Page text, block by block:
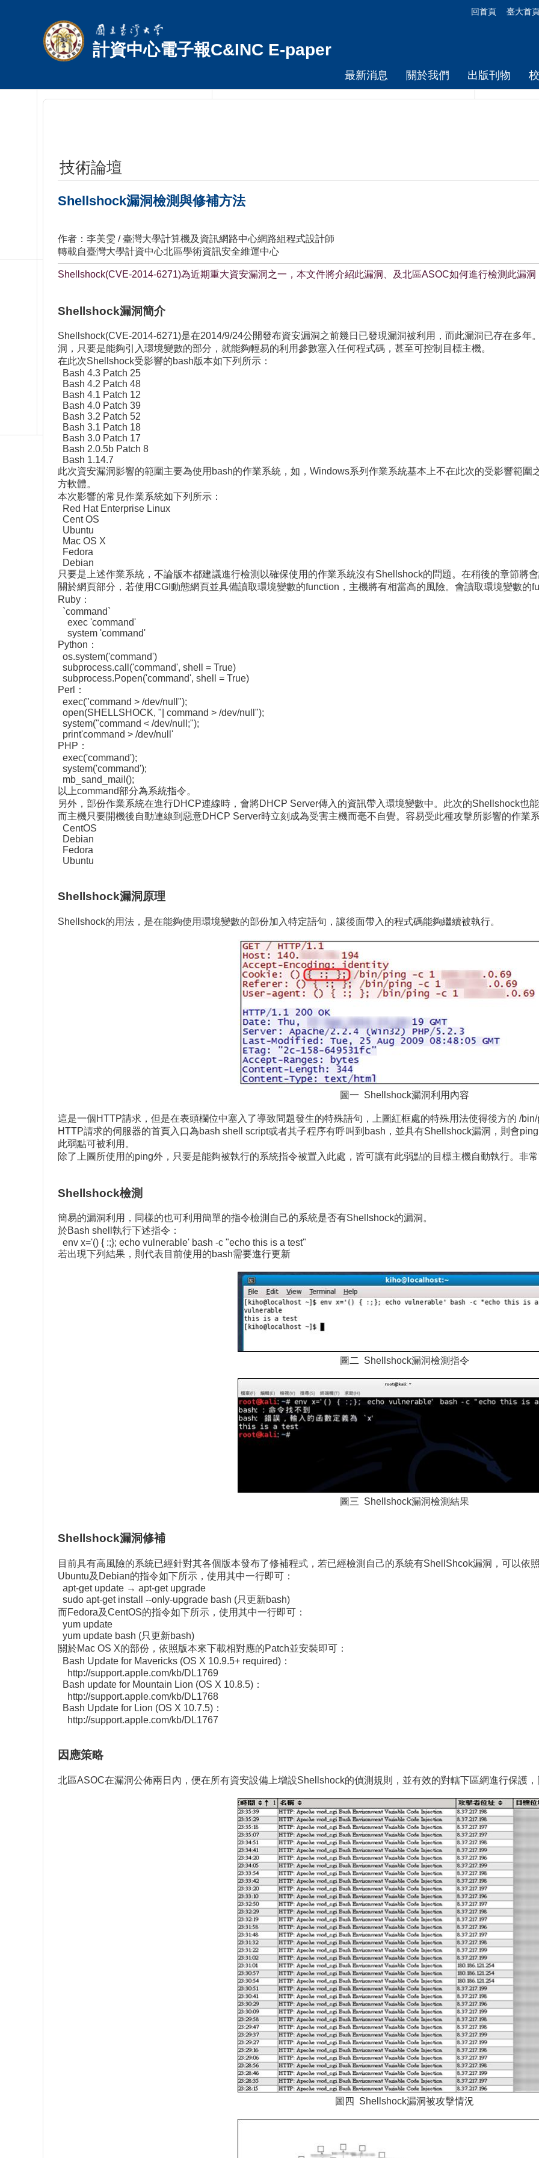
回首頁 臺大首
計資中心電子報C&INC E-paper
最新消息 關於我們 出版刊物
技術論壇
Shellshock漏洞檢測與修補方法
作者：李美雯 / 臺灣大學計算機及資訊網路中心網路組程式設計師
轉載自臺灣大學計資中心北區學術資訊安全維運中心
Shellshock(CVE-2014-6271)為近期重大資安漏洞之一，本文件將介紹此漏洞、及北區ASOC如何進行檢測此漏洞
Shellshock漏洞簡介
Shellshock(CVE-2014-6271)是在2014/9/24公開發布資安漏洞之前幾日已發現漏洞被利用，而此漏洞已存在多年
洞，只要是能夠引入環境變數的部分，就能夠輕易的利用參數塞入任何程式碼，甚至可控制目標主機。
在此次Shellshock受影響的bash版本如下列所示：
Bash 4.3 Patch 25
Bash 4.2 Patch 48
Bash 4.1 Patch 12
Bash 4.0 Patch 39
Bash 3.2 Patch 52
Bash 3.1 Patch 18
Bash 3.0 Patch 17
Bash 2.0.5b Patch 8
Bash 1.14.7
此次資安漏洞影響的範圍主要為使用bash的作業系統，如，Windows系列作業系統基本上不在此次的受影響範圍
方軟體。
本次影響的常見作業系統如下列所示：
Red Hat Enterprise Linux
Cent OS
Ubuntu
Mac OS X
Fedora
Debian
只要是上述作業系統，不論版本都建議進行檢測以確保使用的作業系統沒有Shellshock的問題。在稍後的章節將會
關於網頁部分，若使用CGI動態網頁並具備讀取環境變數的function，主機將有相當高的風險。會讀取環境變數的
Ruby：
`command`
exec 'command'
system 'command'
Python：
os.system('command')
subprocess.call('command', shell = True)
subprocess.Popen('command', shell = True)
Perl：
exec("command > /dev/null");
open(SHELLSHOCK, "| command > /dev/null");
system("command < /dev/null;");
print'command > /dev/null'
PHP：
exec('command');
system('command');
mb_sand_mail();
以上command部分為系統指令。
另外，部份作業系統在進行DHCP連線時，會將DHCP Server傳入的資訊帶入環境變數中。此次的Shellshock也
而主機只要開機後自動連線到惡意DHCP Server時立刻成為受害主機而毫不自覺。容易受此種攻擊所影響的作業
CentOS
Debian
Fedora
Ubuntu
Shellshock漏洞原理
Shellshock的用法，是在能夠使用環境變數的部份加入特定語句，讓後面帶入的程式碼能夠繼續被執行。
圖一 Shellshock漏洞利用內容
這是一個HTTP請求，但是在表頭欄位中塞入了導致問題發生的特殊語句，上圖紅框處的特殊用法使得後方的 /
HTTP請求的伺服器的首頁入口為bash shell script或者其子程序有呼叫到bash，並具有Shellshock漏洞，則會
此弱點可被利用。
除了上圖所使用的ping外，只要是能夠被執行的系統指令被置入此處，皆可讓有此弱點的目標主機自動執行。非
Shellshock檢測
簡易的漏洞利用，同樣的也可利用簡單的指令檢測自己的系統是否有Shellshock的漏洞。
於Bash shell執行下述指令：
env x='() { :;}; echo vulnerable' bash -c "echo this is a test"
若出現下列結果，則代表目前使用的bash需要進行更新
圖二 Shellshock漏洞檢測指令
圖三 Shellshock漏洞檢測結果
Shellshock漏洞修補
目前具有高風險的系統已經針對其各個版本發布了修補程式，若已經檢測自己的系統有ShellShcok漏洞，可以依
Ubuntu及Debian的指令如下所示，使用其中一行即可：
apt-get update → apt-get upgrade
sudo apt-get install --only-upgrade bash (只更新bash)
而Fedora及CentOS的指令如下所示，使用其中一行即可：
yum update
yum update bash (只更新bash)
關於Mac OS X的部份，依照版本來下載相對應的Patch並安裝即可：
Bash Update for Mavericks (OS X 10.9.5+ required)：
http://support.apple.com/kb/DL1769
Bash update for Mountain Lion (OS X 10.8.5)：
http://support.apple.com/kb/DL1768
Bash Update for Lion (OS X 10.7.5)：
http://support.apple.com/kb/DL1767
因應策略
北區ASOC在漏洞公佈兩日內，便在所有資安設備上增設Shellshock的偵測規則，並有效的對轄下區網進行保護
圖四 Shellshock漏洞被攻擊情況